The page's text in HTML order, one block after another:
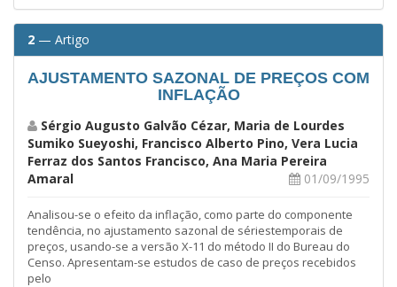
2 — Artigo
AJUSTAMENTO SAZONAL DE PREÇOS COM
INFLAÇÃO
Sérgio Augusto Galvão Cézar, Maria de Lourdes
Sumiko Sueyoshi, Francisco Alberto Pino, Vera Lucia
Ferraz dos Santos Francisco, Ana Maria Pereira
Amaral
01/09/1995
Analisou-se o efeito da inflação, como parte do componente
tendência, no ajustamento sazonal de sériestemporais de
preços, usando-se a versão X-11 do método II do Bureau do
Censo. Apresentam-se estudos de caso de preços recebidos
pelo